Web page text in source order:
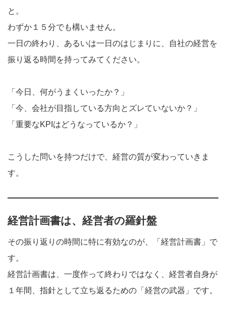
と。
わずか１５分でも構いません。
一日の終わり、あるいは一日のはじまりに、自社の経営を
振り返る時間を持ってみてください。
「今日、何がうまくいったか？」
「今、会社が目指している方向とズレていないか？」
「重要なKPIはどうなっているか？」
こうした問いを持つだけで、経営の質が変わっていきま
す。
経営計画書は、経営者の羅針盤
その振り返りの時間に特に有効なのが、「経営計画書」で
す。
経営計画書は、一度作って終わりではなく、経営者自身が
１年間、指針として立ち返るための「経営の武器」です。